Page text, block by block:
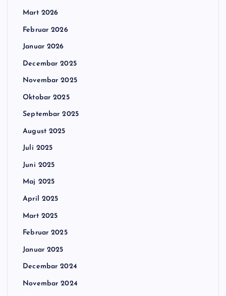
Mart 2026
Februar 2026
Januar 2026
Decembar 2025
Novembar 2025
Oktobar 2025
Septembar 2025
August 2025
Juli 2025
Juni 2025
Maj 2025
April 2025
Mart 2025
Februar 2025
Januar 2025
Decembar 2024
Novembar 2024